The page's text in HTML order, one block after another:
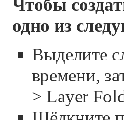
Чтобы
одно из
Выделите
времени,
> Layer